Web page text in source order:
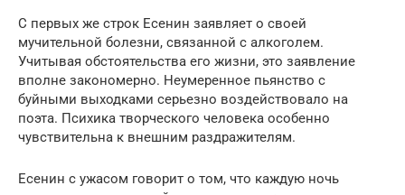
С первых же строк Есенин заявляет о своей
мучительной болезни, связанной с алкоголем.
Учитывая обстоятельства его жизни, это заявление
вполне закономерно. Неумеренное пьянство с
буйными выходками серьезно воздействовало на
поэта. Психика творческого человека особенно
чувствительна к внешним раздражителям.
Есенин с ужасом говорит о том, что каждую ночь